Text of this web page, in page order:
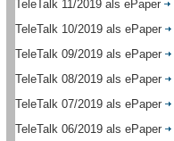
TeleTalk 11/2019 als ePaper
TeleTalk 10/2019 als ePaper
TeleTalk 09/2019 als ePaper
TeleTalk 08/2019 als ePaper
TeleTalk 07/2019 als ePaper
TeleTalk 06/2019 als ePaper